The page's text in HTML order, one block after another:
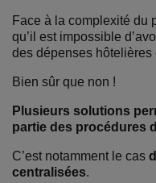
Face à la complexité du
qu’il est impossible
des dépenses hôtelières
Bien sûr que non !
Plusieurs solutions
partie des procédures
C’est notamment le cas
centralisées.